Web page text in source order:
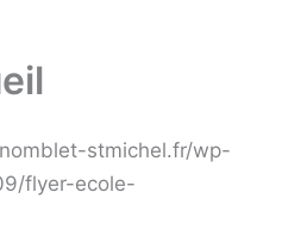
stmichel.fr/wp-
flyer-ecole-